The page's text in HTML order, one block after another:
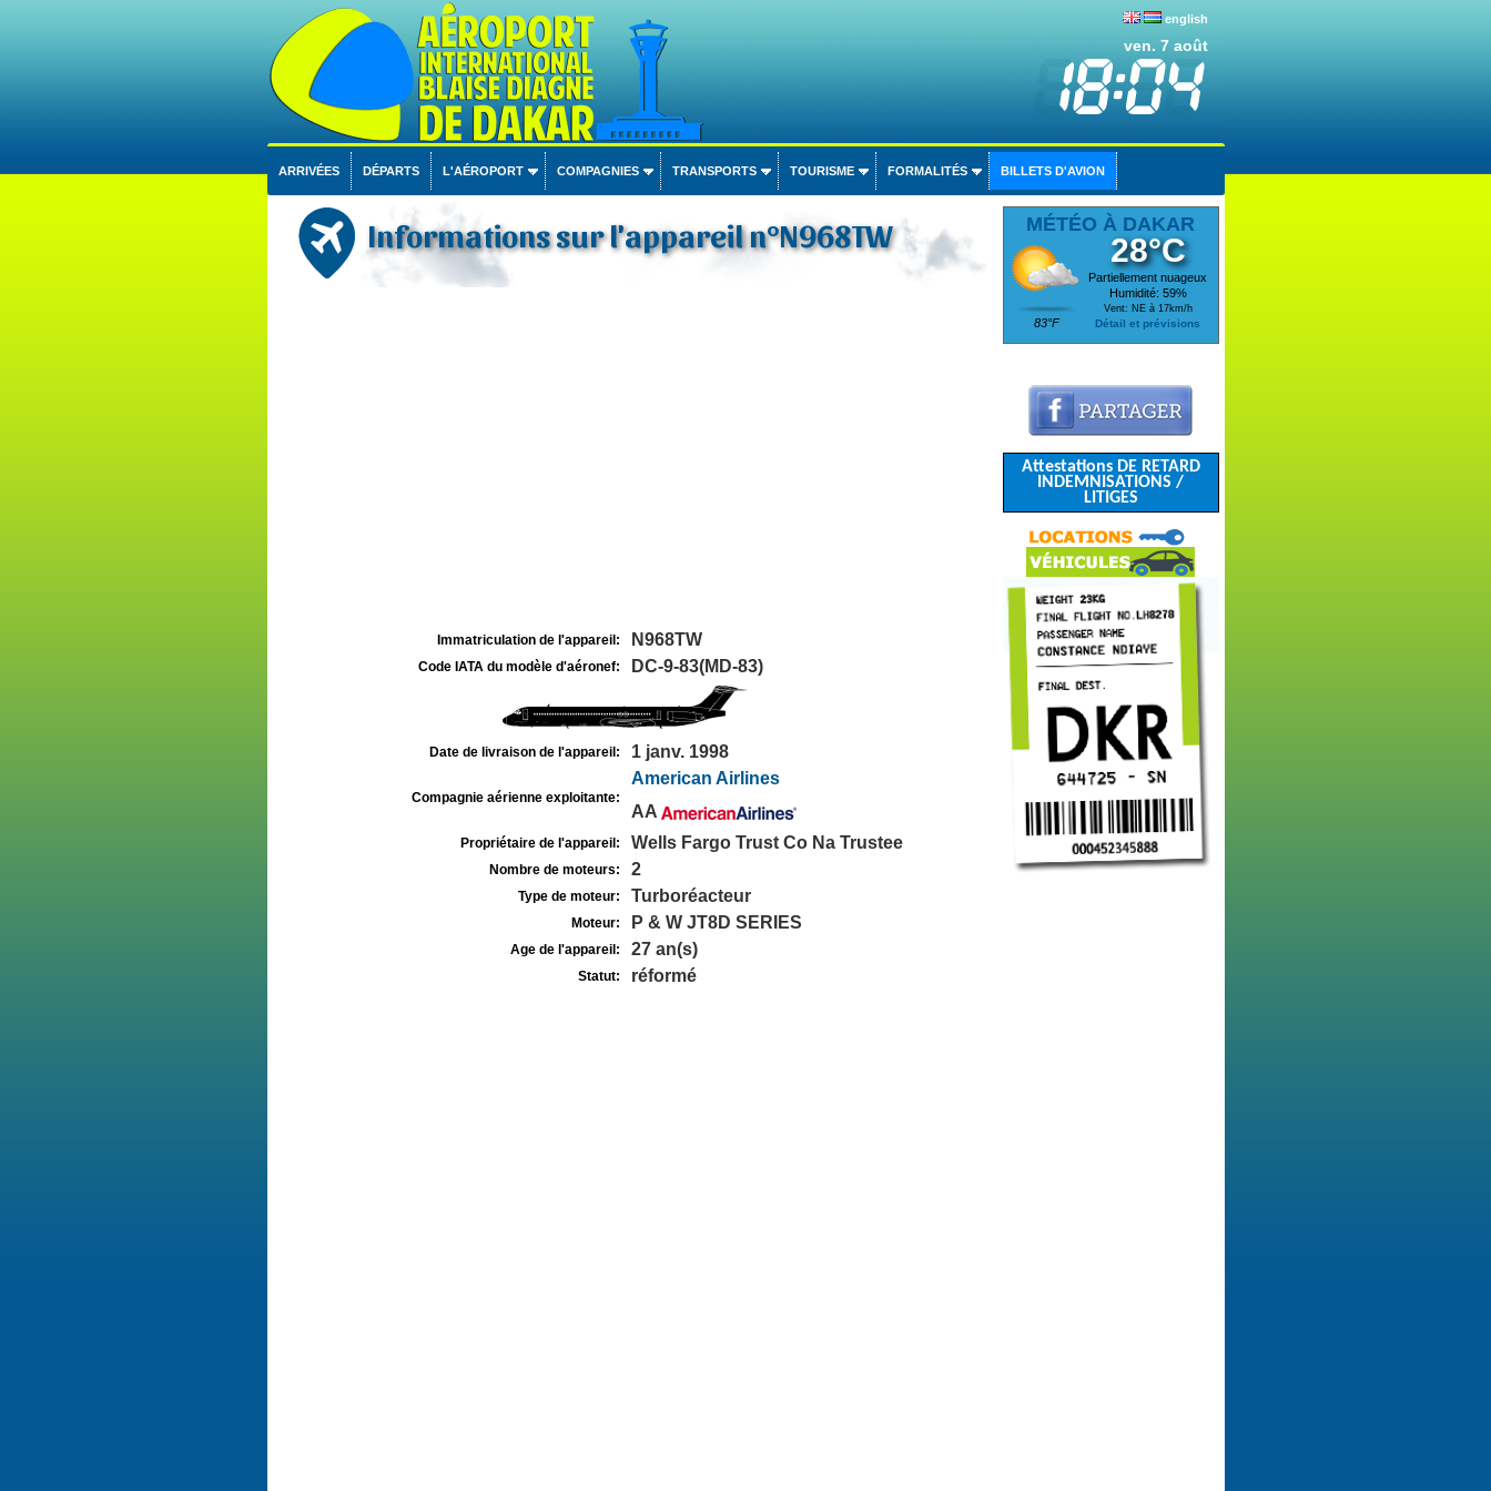
english
ven. 7 août
ARRIVÉES DÉPARTS L'AÉROPORT COMPAGNIES TRANSPORTS TOURISME FORMALITÉS BILLETS D'AVION
Informations sur l'appareil n°N968TW
Immatriculation de l'appareil: N968TW
Code IATA du modèle d'aéronef: DC-9-83(MD-83)
Date de livraison de l'appareil: 1 janv. 1998
Compagnie aérienne exploitante:
American Airlines
AA
Propriétaire de l'appareil: Wells Fargo Trust Co Na Trustee
Nombre de moteurs: 2
Type de moteur: Turboréacteur
Moteur: P & W JT8D SERIES
Age de l'appareil: 27 an(s)
Statut: réformé
MÉTÉO À DAKAR
83°F
28°C
Partiellement nuageux
Humidité: 59%
Vent: NE à 17km/h
Détail et prévisions
Attestations DE RETARD
INDEMNISATIONS /
LITIGES